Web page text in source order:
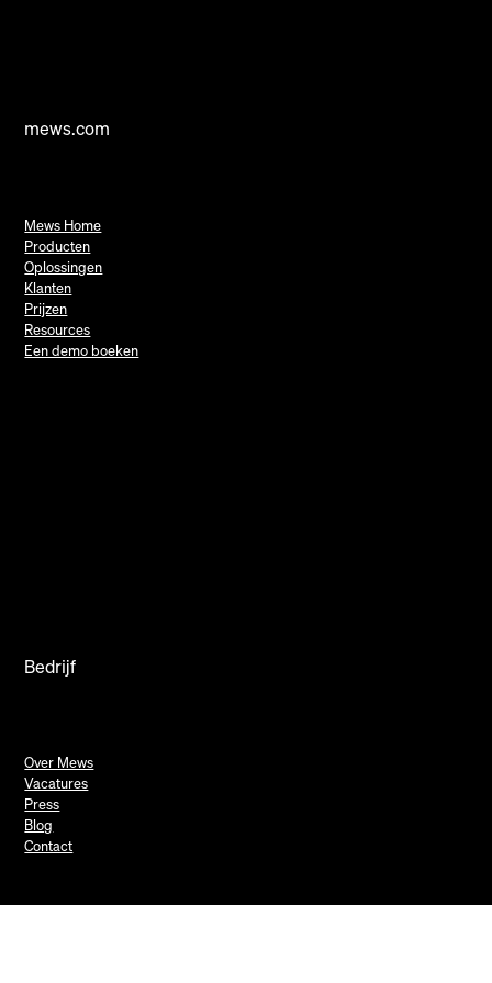
mews.com
Mews Home
Producten
Oplossingen
Klanten
Prijzen
Resources
Een demo boeken
Bedrijf
Over Mews
Vacatures
Press
Blog
Contact